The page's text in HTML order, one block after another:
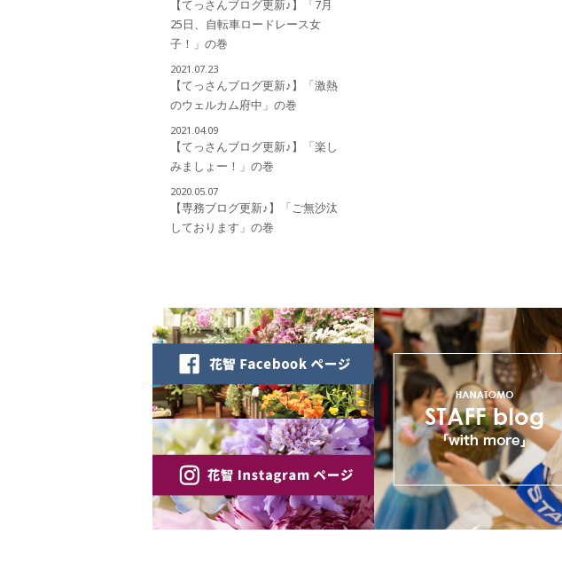
【てっさんブログ更新♪】「7月
25日、自転車ロードレース女
子！」の巻
2021.07.23
【てっさんブログ更新♪】「激熱
のウェルカム府中」の巻
2021.04.09
【てっさんブログ更新♪】「楽し
みましょー！」の巻
2020.05.07
【専務ブログ更新♪】「ご無沙汰
しております」の巻